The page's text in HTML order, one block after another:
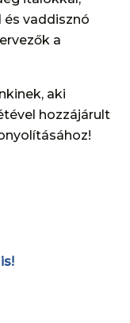
vaddisznó
a
aki
hozzájárult